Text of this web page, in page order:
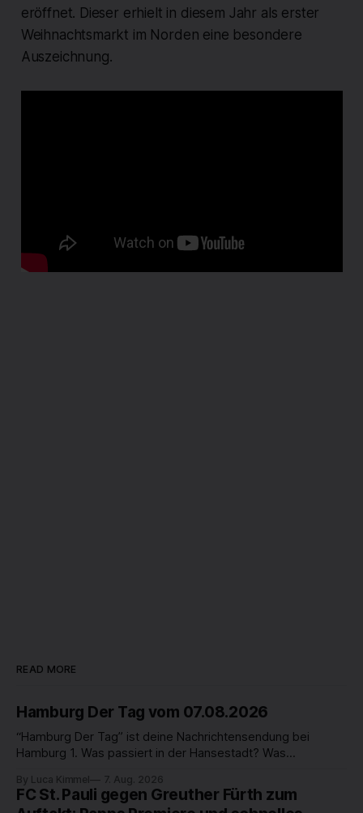
eröffnet. Dieser erhielt in diesem Jahr als erster
Weihnachtsmarkt im Norden eine besondere
Auszeichnung.
READ MORE
Hamburg Der Tag vom 07.08.2026
“Hamburg Der Tag” ist deine Nachrichtensendung bei
Hamburg 1. Was passiert in der Hansestadt? Was
in unserer Stadt an? Fragen, die von Montag bis Freitag LIVE
um 18 Uhr beantwortet werden - auf YouTube und im TV.
By Luca Kimmel 7. Aug. 2026
FC St. Pauli gegen Greuther Fürth zum